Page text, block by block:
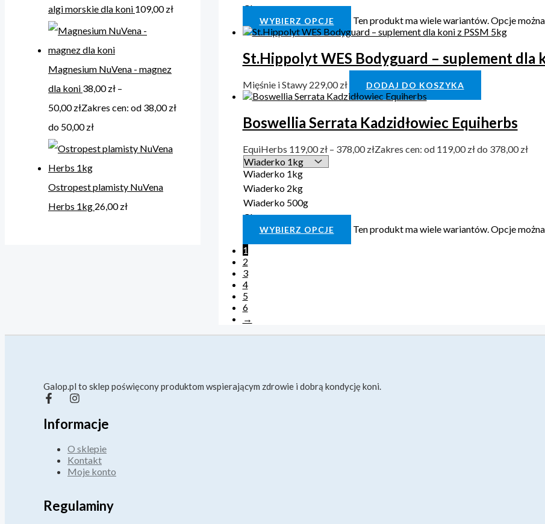
algi morskie dla koni 109,00zł
Magnesium NuVena - magnez
dla koni 38,00zł –
50,00złZakres cen: od 38,00 zł
do 50,00 zł
Ostropest plamisty NuVena
Herbs 1kg 26,00zł
Clear
WYBIERZ OPCJE Ten produkt ma wiele wariantów. Opcje
St.Hippolyt WES Bodyguard – suplement dla
Mięśnie i Stawy 229,00zł DODAJ DO KOSZYKA
Boswellia Serrata Kadzidłowiec Equiherbs
EquiHerbs 119,00zł – 378,00złZakres cen: od 119,00 zł do 378,00 zł
Wiaderko 1kg
Wiaderko 2kg
Wiaderko 500g
Clear
WYBIERZ OPCJE
Ten produkt ma wiele wariantów. Opcje
1
2
3
4
5
6
→
Galop.pl to sklep poświęcony produktom wspierającym zdrowie i dobrą kondycję koni.
Informacje
O sklepie
Kontakt
Moje konto
Regulaminy